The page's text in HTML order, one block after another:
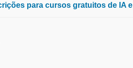
para cursos gratuitos de IA